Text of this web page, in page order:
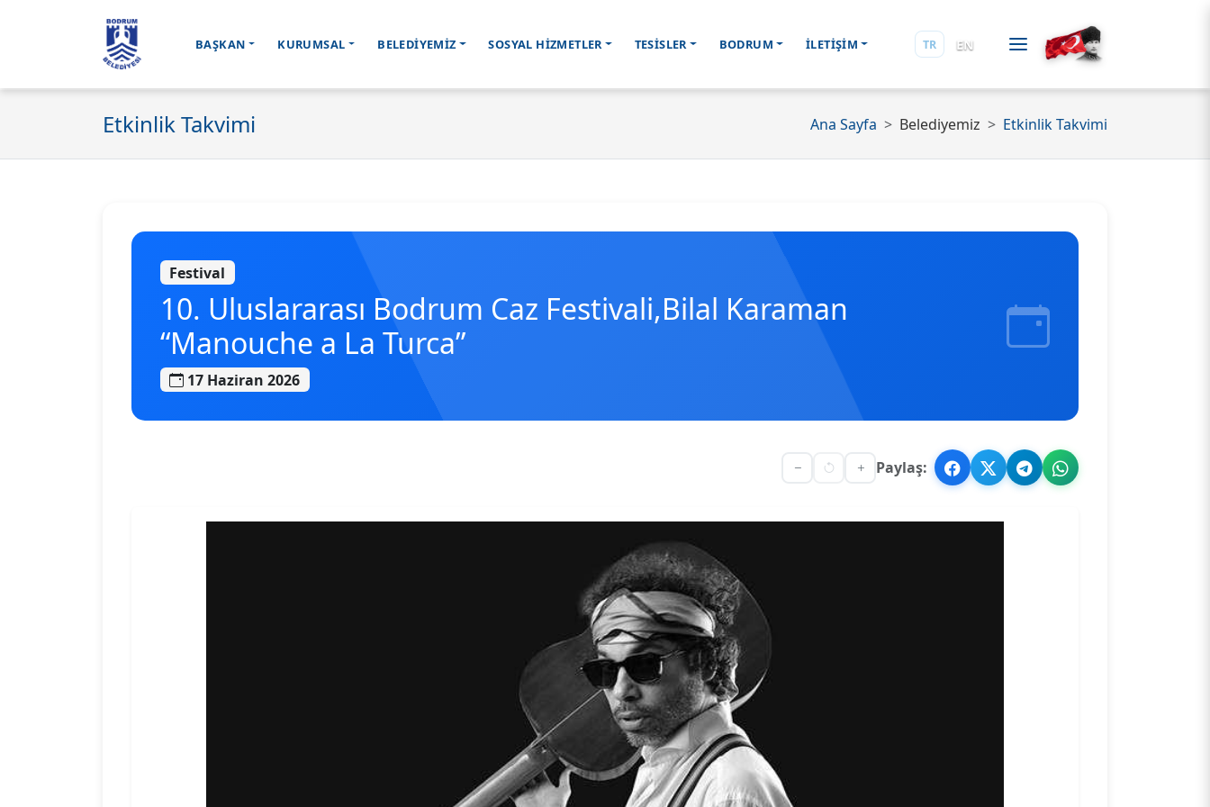
BAŞKAN KURUMSAL BELEDİYEMİZ SOSYAL HİZMETLER TESİSLER BODRUM İLETİŞİM TR EN
Etkinlik Takvimi Ana Sayfa Belediyemiz Etkinlik Takvimi
Festival
10. Uluslararası Bodrum Caz Festivali,Bilal Karaman
“Manouche a La Turca”
17 Haziran 2026
Paylaş: